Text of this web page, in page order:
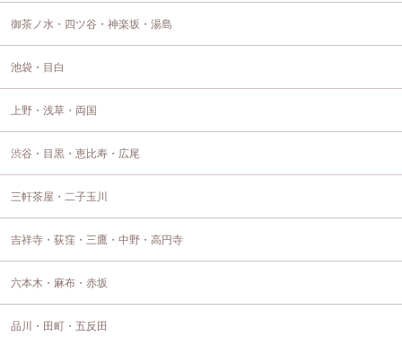
御茶ノ水・四ツ谷・神楽坂・湯島
池袋・目白
上野・浅草・両国
渋谷・目黒・恵比寿・広尾
三軒茶屋・二子玉川
吉祥寺・荻窪・三鷹・中野・高円寺
六本木・麻布・赤坂
品川・田町・五反田